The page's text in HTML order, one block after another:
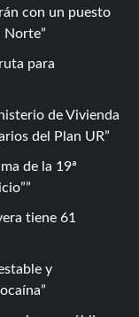
con un puesto
Norte
para
de Vivienda
del Plan UR
de la 19ª
tiene 61
y